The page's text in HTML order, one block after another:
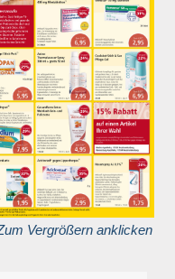
Vergrößern anklicken